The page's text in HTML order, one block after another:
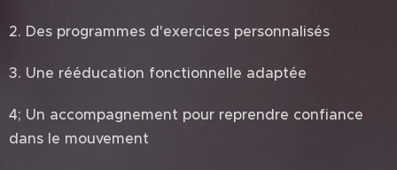
2. Des programmes d'exercices personnalisés
3. Une rééducation fonctionnelle adaptée
4; Un accompagnement pour reprendre confiance
dans le mouvement